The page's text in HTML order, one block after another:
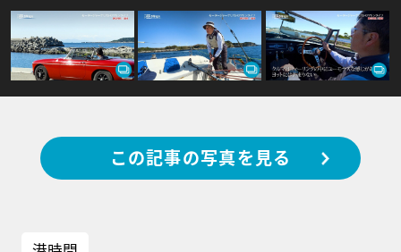
この記事の写真を見る